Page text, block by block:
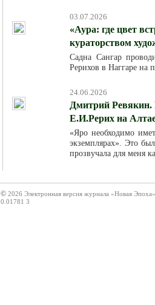
03.07.2026
«Аура: где цвет
кураторством
Садна Сангар
Рерихов в Наггаре на
24.06.2026
Дмитрий Ревякин.
Е.И.Рерих на
«Яро необходимо
экземплярах». Это
прозвучала для меня
© 2026 Электронная версия журнала «Новая Эпоха»
0.01781 3